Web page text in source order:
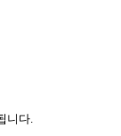
니다.